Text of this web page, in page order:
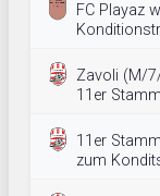
FC Playaz
Zavoli (M/
11er
11er
zum